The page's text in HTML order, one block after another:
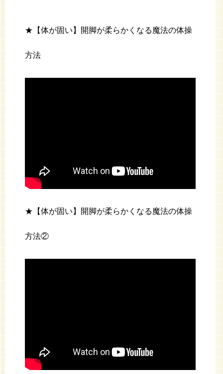
★【体が固い】開脚が柔らかくなる魔法の体操
方法
★【体が固い】開脚が柔らかくなる魔法の体操
方法②